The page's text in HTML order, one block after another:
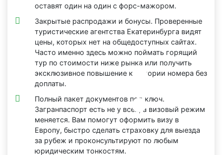
оставят один на один с форс-мажором.
Закрытые распродажи и бонусы. Проверенные
туристические агентства Екатеринбурга видят
цены, которых нет на общедоступных сайтах.
Часто именно здесь можно поймать горящий
тур по стоимости ниже рынка или получить
эксклюзивное повышение категории номера без
доплаты.
Полный пакет документов под ключ.
Загранпаспорт есть не у всех, а визовый режим
меняется. Вам помогут оформить визу в
Европу, быстро сделать страховку для выезда
за рубеж и проконсультируют по любым
юридическим тонкостям.